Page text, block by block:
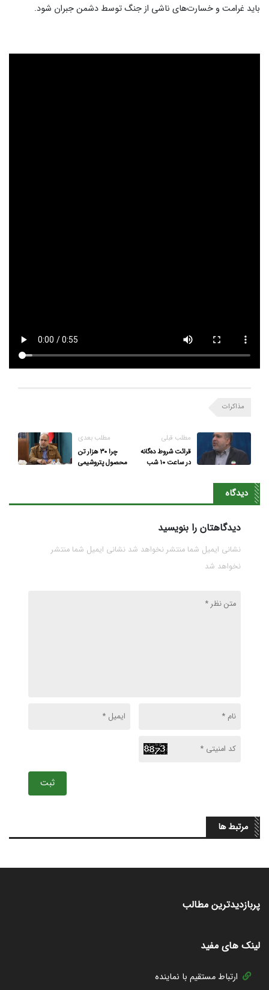
باید غرامت و خسارت‌های ناشی از جنگ توسط دشمن جبران شود.
مذاکرات
مطلب قبلی
قرائت شروط ده‌گانه
در ساعت ۱۰ شب
مطلب بعدی
چرا ۳۰ هزار تن
محصول پتروشیمی
دیدگاه
دیدگاهتان را بنویسید
نشانی ایمیل شما منتشر نخواهد شد نشانی ایمیل شما منتشر
نخواهد شد
ثبت
مرتبط ها
لینک های مفید
ارتباط مستقیم با نماینده
پربازدیدترین مطالب